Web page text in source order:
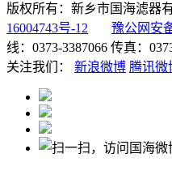
版权所有：新乡市国海滤器
16004743号-12
豫公网安
线：0373-3387066 传真：
关注我们：
新浪微博 腾讯微